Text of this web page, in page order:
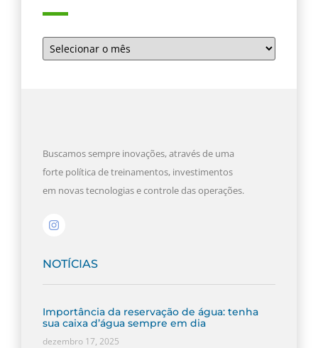
Buscamos sempre inovações, através de uma
forte política de treinamentos, investimentos
em novas tecnologias e controle das operações.
NOTÍCIAS
Importância da reservação de água: tenha
sua caixa d’água sempre em dia
dezembro 17, 2025